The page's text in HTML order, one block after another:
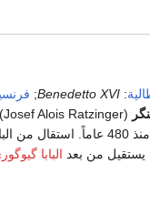
:
Benedetto XVI
;
(Josef Alois Ratzinger) (و.
يستقيل من بعد البابا